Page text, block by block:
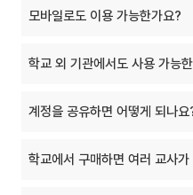
모바일로도 이용 가능한가요?
학교 외 기관에서도 사용 가능
계정을 공유하면 어떻게 되나요
학교에서 구매하면 여러 교사